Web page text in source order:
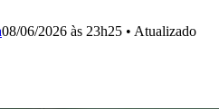
08/06/2026 às 23h25 • Atualizado